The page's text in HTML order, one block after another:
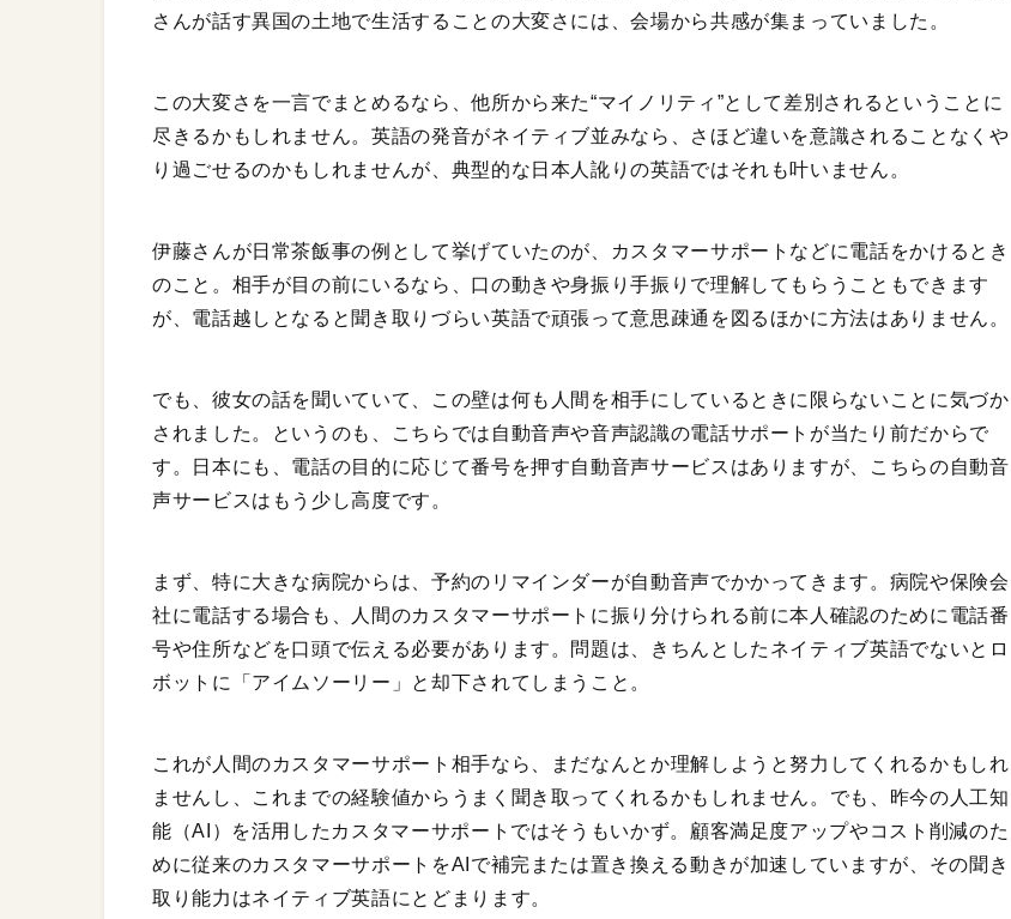
さんが話す異国の土地で生活することの大変さには、会場から共感が集まっていました。
この大変さを一言でまとめるなら、他所から来た“マイノリティ”として差別されるということに
尽きるかもしれません。英語の発音がネイティブ並みなら、さほど違いを意識されることなくや
り過ごせるのかもしれませんが、典型的な日本人訛りの英語ではそれも叶いません。
伊藤さんが日常茶飯事の例として挙げていたのが、カスタマーサポートなどに電話をかけるとき
のこと。相手が目の前にいるなら、口の動きや身振り手振りで理解してもらうこともできます
が、電話越しとなると聞き取りづらい英語で頑張って意思疎通を図るほかに方法はありません。
でも、彼女の話を聞いていて、この壁は何も人間を相手にしているときに限らないことに気づか
されました。というのも、こちらでは自動音声や音声認識の電話サポートが当たり前だからで
す。日本にも、電話の目的に応じて番号を押す自動音声サービスはありますが、こちらの自動音
声サービスはもう少し高度です。
まず、特に大きな病院からは、予約のリマインダーが自動音声でかかってきます。病院や保険会
社に電話する場合も、人間のカスタマーサポートに振り分けられる前に本人確認のために電話番
号や住所などを口頭で伝える必要があります。問題は、きちんとしたネイティブ英語でないとロ
ボットに「アイムソーリー」と却下されてしまうこと。
これが人間のカスタマーサポート相手なら、まだなんとか理解しようと努力してくれるかもしれ
ませんし、これまでの経験値からうまく聞き取ってくれるかもしれません。でも、昨今の人工知
能（AI）を活用したカスタマーサポートではそうもいかず。顧客満足度アップやコスト削減のた
めに従来のカスタマーサポートをAIで補完または置き換える動きが加速していますが、その聞き
取り能力はネイティブ英語にとどまります。